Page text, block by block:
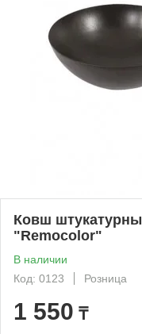
Ковш
"Remocolor"
В наличии
Код: 0123
Розница
1 550 ₸